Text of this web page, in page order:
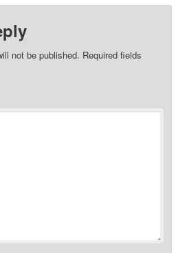
not be published. Required fields